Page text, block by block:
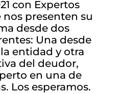
con Expertos
presenten su
desde dos
Una desde
entidad y otra
del deudor,
en una de
Los esperamos.